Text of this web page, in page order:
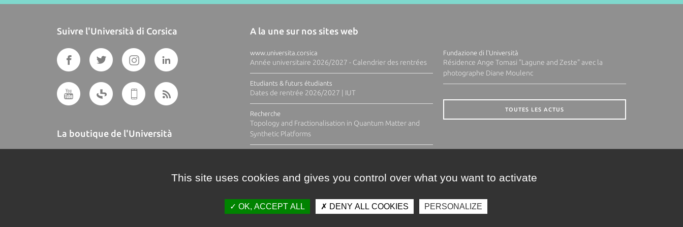
Suivre l'Università di Corsica
La boutique de l'Università
A la une sur nos sites web
www.universita.corsica
Année universitaire 2026/2027 - Calendrier des rentrées
Etudiants & futurs étudiants
Dates de rentrée 2026/2027 | IUT
Recherche
Topology and Fractionalisation in Quantum Matter and
Synthetic Platforms
Fundazione di l'Università
Résidence Ange Tomasi "Lagune and Zeste" avec la
photographe Diane Moulenc
TOUTES LES ACTUS
This site uses cookies and gives you control over what you want to activate
OK, ACCEPT ALL DENY ALL COOKIES PERSONALIZE